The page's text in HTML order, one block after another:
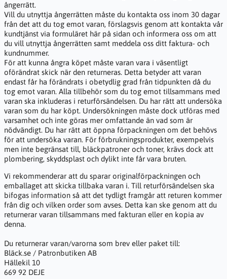
ångerrätt.
Vill du utnyttja ångerrätten måste du kontakta oss inom 30 dagar
från det att du tog emot varan, förslagsvis genom att kontakta vår
kundtjänst via formuläret här på sidan och informera oss om att
du vill utnyttja ångerrätten samt meddela oss ditt faktura- och
kundnummer.
För att kunna ångra köpet måste varan vara i väsentligt
oförändrat skick när den returneras. Detta betyder att varan
endast får ha förändrats i obetydlig grad från tidpunkten då du
tog emot varan. Alla tillbehör som du tog emot tillsammans med
varan ska inkluderas i returförsändelsen. Du har rätt att undersöka
varan som du har köpt. Undersökningen måste dock utföras med
varsamhet och inte göras mer omfattande än vad som är
nödvändigt. Du har rätt att öppna förpackningen om det behövs
för att undersöka varan. För förbrukningsprodukter, exempelvis
men inte begränsat till, bläckpatroner och toner, krävs dock att
plombering, skyddsplast och dylikt inte får vara bruten.
Vi rekommenderar att du sparar originalförpackningen och
emballaget att skicka tillbaka varan i. Till returförsändelsen ska
bifogas information så att det tydligt framgår att returen kommer
från dig och vilken order som avses. Detta kan ske genom att du
returnerar varan tillsammans med fakturan eller en kopia av
denna.
Du returnerar varan/varorna som brev eller paket till:
Bläck.se / Patronbutiken AB
Hällekil 10
669 92 DEJE